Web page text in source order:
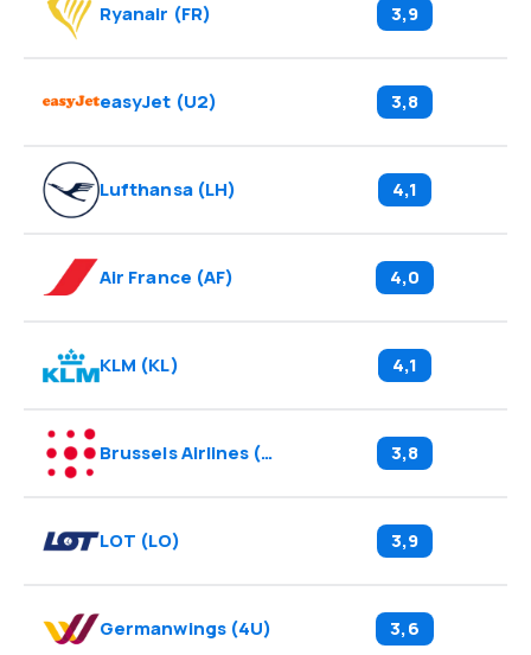
Ryanair (FR) 3,9
easyJet (U2) 3,8
Lufthansa(LH) 4,1
Air France (AF) 4,0
KLM (KL) 4,1
Brussels Airlines (SN 3,8
LOT (LO) 3,9
Germanwings(4U) 3,6